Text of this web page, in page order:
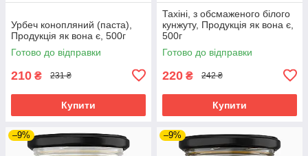
Урбеч конопляний (паста),
Продукція як вона є, 500г
Готово до відправки
210 ₴ 231 ₴
Купити
Тахіні, з обсмаженого білого
кунжуту, Продукція як вона є,
500г
Готово до відправки
220 ₴ 242 ₴
Купити
–9% –9%